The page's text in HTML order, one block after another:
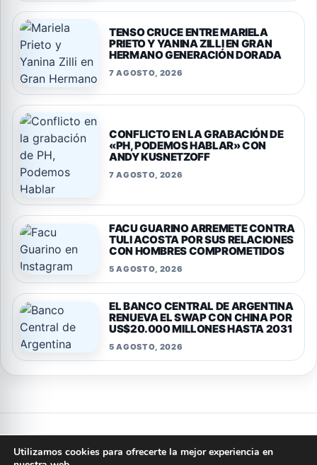
TENSO CRUCE ENTRE MARIELA
PRIETO Y YANINA ZILLI EN GRAN
HERMANO GENERACIÓN DORADA
7 AGOSTO, 2026
CONFLICTO EN LA GRABACIÓN DE
«PH, PODEMOS HABLAR» CON
ANDY KUSNETZOFF
7 AGOSTO, 2026
FACU GUARINO ARREMETE CONTRA
TULI ACOSTA POR SUS RELACIONES
CON HOMBRES COMPROMETIDOS
5 AGOSTO, 2026
EL BANCO CENTRAL DE ARGENTINA
RENUEVA EL SWAP CON CHINA POR
US$20.000 MILLONES HASTA 2031
5 AGOSTO, 2026
PrivacidadCookiesTerminos y condicionesAviso legal
Quienes somosPolitica editorialContacto
Utilizamos cookies para ofrecerte la mejor experiencia en